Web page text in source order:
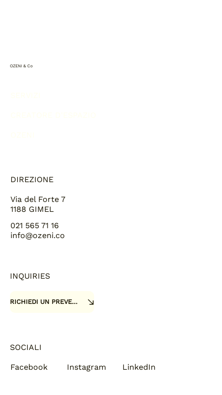
OZENI & Co
DIREZIONE
Via del Forte 7
1188 GIMEL
021 565 71 16
info@ozeni.co
SOCIALI
Facebook Instagram LinkedIn
INQUIRIES
RICHIEDI UN PREVENTIVO